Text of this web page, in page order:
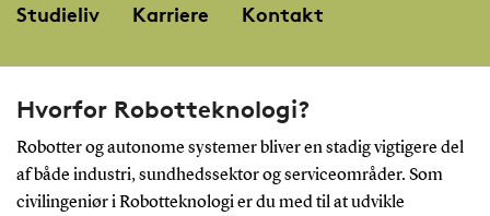
Studieliv
Karriere Kontakt
Hvorfor Robotteknologi?
Robotter og autonome systemer bliver en stadig vigtigere del
af både industri, sundhedssektor og serviceområder. Som
civilingeniør i Robotteknologi er du med til at udvikle